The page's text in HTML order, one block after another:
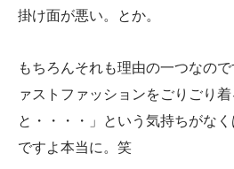
掛け面が悪い。とか。
もちろんそれも理由の一つなの
ァストファッションをごりごり
と・・・・」という気持ちがな
ですよ本当に。笑